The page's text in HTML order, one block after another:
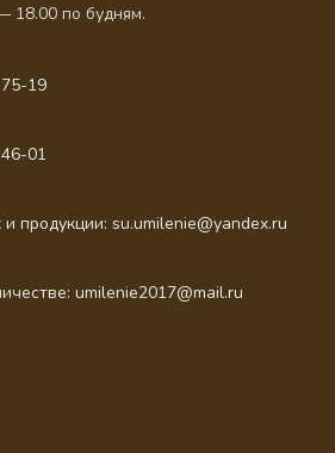
по будням.
19
01
продукции: su.umilenie@yandex.ru
umilenie2017@mail.ru